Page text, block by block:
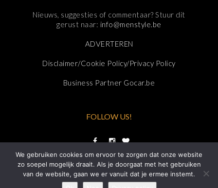
Nieuws, suggesties of commentaar? Stuur dit
gerust naar: info@menstyle.be
ADVERTEREN
Disclaimer/Cookie Policy/Privacy Policy
Business Partner Gocar.be
FOLLOW US!
We gebruiken cookies om ervoor te zorgen dat onze website
zo soepel mogelijk draait. Als je doorgaat met het gebruiken
van de website, gaan we er vanuit dat je ermee instemt.